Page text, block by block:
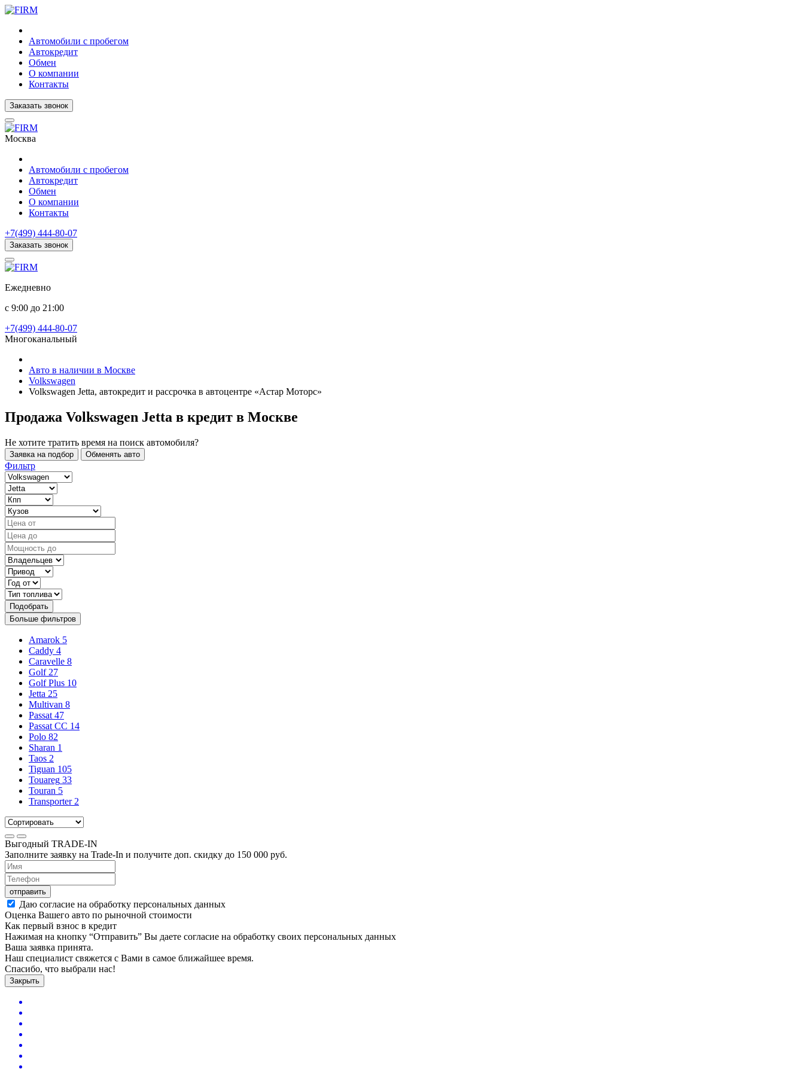
Автомобили с пробегом
Автокредит
Обмен
О компании
Контакты
Заказать звонок
Москва
Автомобили с пробегом
Автокредит
Обмен
О компании
Контакты
+7(499) 444-80-07
Заказать звонок
Ежедневно
с 9:00 до 21:00
+7(499) 444-80-07
Многоканальный
Авто в наличии в Москве
Volkswagen
Volkswagen Jetta, автокредит и рассрочка в автоцентре «Астар Моторс»
Продажа Volkswagen Jetta в кредит в Москве
Не хотите тратить время на поиск автомобиля?
Заявка на подбор Обменять авто
Фильтр
Подобрать
Больше фильтров
Amarok 5
Caddy 4
Caravelle 8
Golf 27
Golf Plus 10
Jetta 25
Multivan 8
Passat 47
Passat CC 14
Polo 82
Sharan 1
Taos 2
Tiguan 105
Touareg 33
Touran 5
Transporter 2
Выгодный TRADE-IN
Заполните заявку на Trade-In и получите доп. скидку до 150 000 руб.
отправить
Даю согласие на обработку персональных данных
Оценка Вашего авто по рыночной стоимости
Как первый взнос в кредит
Нажимая на кнопку “Отправить” Вы даете согласие на обработку своих персональных данных
Ваша заявка принята.
Наш специалист свяжется с Вами в самое ближайшее время.
Спасибо, что выбрали нас!
Закрыть